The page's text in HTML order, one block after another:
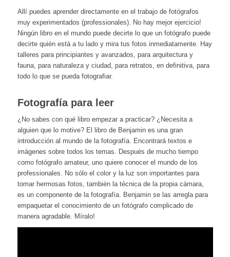
Allí puedes aprender directamente en el trabajo de fotógrafos
muy experimentados (professionales). No hay mejor ejercicio!
Ningún libro en el mundo puede decirte lo que un fotógrafo puede
decirte quién está a tu lado y mira tus fotos inmediatamente. Hay
talleres para principiantes y avanzados, para arquitectura y
fauna, para naturaleza y ciudad, para retratos, en definitiva, para
todo lo que se pueda fotografiar.
Fotografía para leer
¿No sabes con qué libro empezar a practicar? ¿Necesita a
alguien que lo motive? El libro de Benjamin es una gran
introducción al mundo de la fotografía. Encontrará textos e
imágenes sobre todos los temas. Después de mucho tiempo
como fotógrafo amateur, uno quiere conocer el mundo de los
professionales. No sólo el color y la luz son importantes para
tomar hermosas fotos, también la técnica de la propia cámara,
es un componente de la fotografía. Benjamin se las arregla para
empaquetar el conocimiento de un fotógrafo complicado de
manera agradable. Míralo!